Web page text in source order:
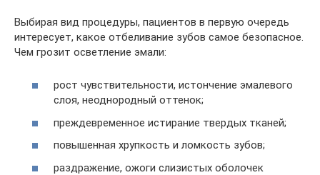
Выбирая вид процедуры, пациентов в первую очередь
интересует, какое отбеливание зубов самое безопасное.
Чем грозит осветление эмали:
рост чувствительности, истончение эмалевого
слоя, неоднородный оттенок;
преждевременное истирание твердых тканей;
повышенная хрупкость и ломкость зубов;
раздражение, ожоги слизистых оболочек